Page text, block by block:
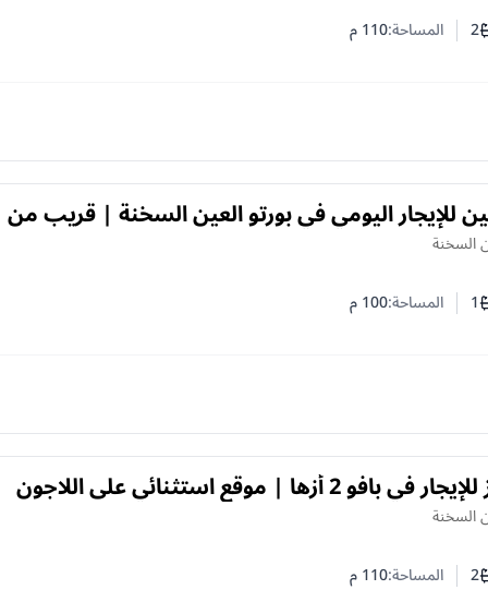
النوم
الحمامات2 المساحة:110م
للإيجار اليومي في بورتو العين السخنة | قريب من
السخنة
النوم
الحمامات1 المساحة:100م
2 أزها | موقع استثنائي على اللاجون
السخنة
النوم
الحمامات2 المساحة:110م